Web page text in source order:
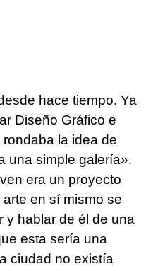
hace tiempo. Ya
Diseño Gráfico e
la idea de
una simple galería».
era un proyecto
en sí mismo se
y hablar de él de una
esta sería una
ciudad no existía